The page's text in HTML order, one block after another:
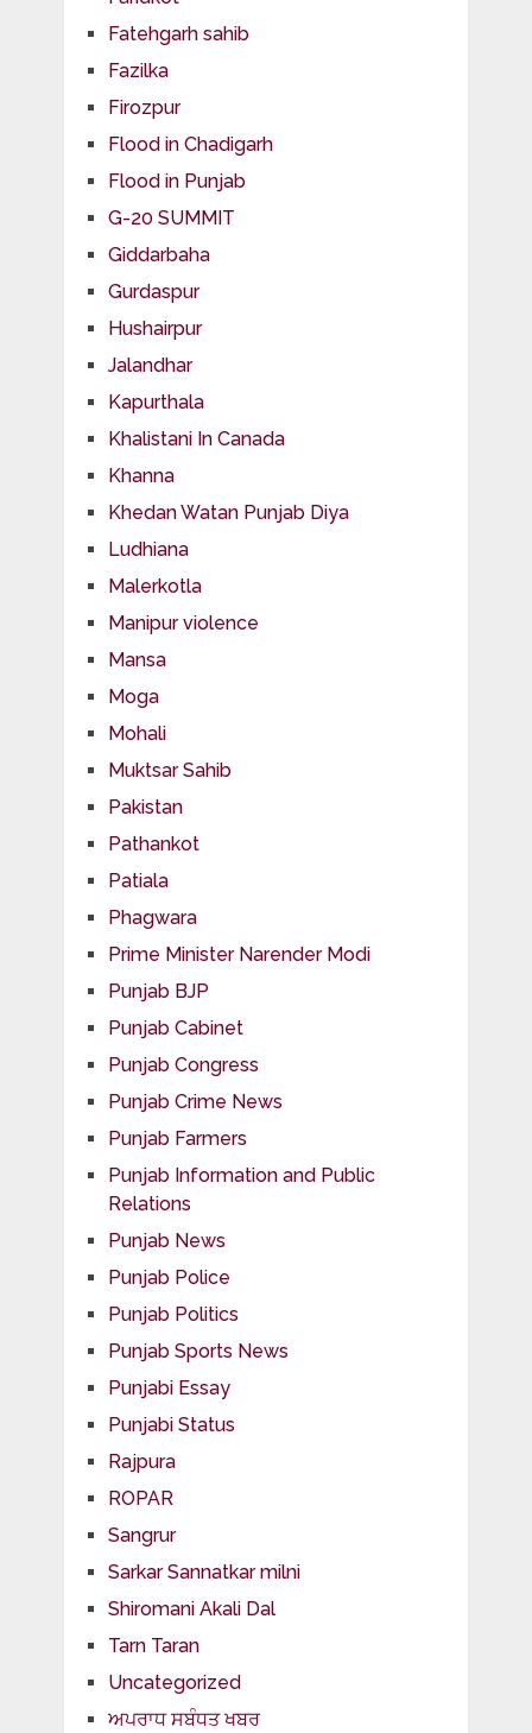
Fatehgarh sahib
Fazilka
Firozpur
Flood in Chadigarh
Flood in Punjab
G-20 SUMMIT
Giddarbaha
Gurdaspur
Hushairpur
Jalandhar
Kapurthala
Khalistani In Canada
Khanna
Khedan Watan Punjab Diya
Ludhiana
Malerkotla
Manipur violence
Mansa
Moga
Mohali
Muktsar Sahib
Pakistan
Pathankot
Patiala
Phagwara
Prime Minister Narender Modi
Punjab BJP
Punjab Cabinet
Punjab Congress
Punjab Crime News
Punjab Farmers
Punjab Information and Public
Relations
Punjab News
Punjab Police
Punjab Politics
Punjab Sports News
Punjabi Essay
Punjabi Status
Rajpura
ROPAR
Sangrur
Sarkar Sannatkar milni
Shiromani Akali Dal
Tarn Taran
Uncategorized
ਅਪਰਾਧ ਸਬੰਧਤ ਖਬਰ